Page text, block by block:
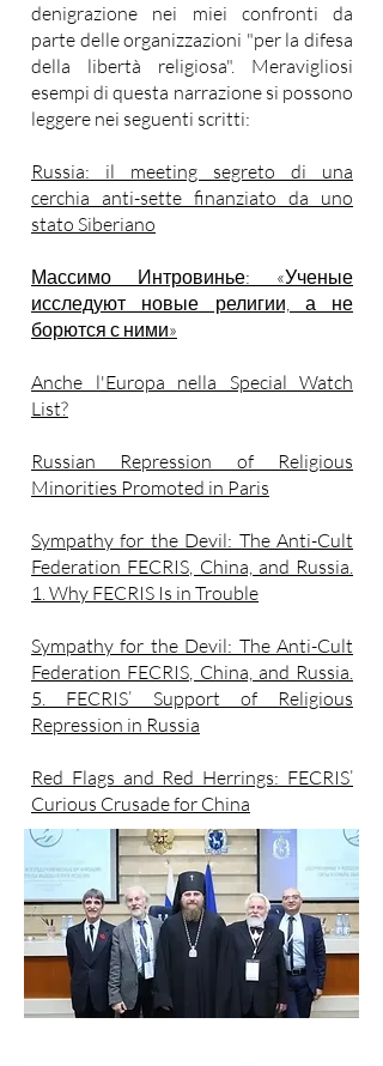
denigrazione nei miei confronti da
parte delle organizzazioni "per la difesa
della libertà religiosa". Meravigliosi
esempi di questa narrazione si possono
leggere nei seguenti scritti:
Russia: il meeting segreto di una
cerchia anti-sette finanziato da uno
stato Siberiano
Массимо Интровинье: «Ученые
исследуют новые религии, а не
борются с ними»
Anche l'Europa nella Special Watch
List?
Russian Repression of Religious
Minorities Promoted in Paris
Sympathy for the Devil: The Anti-Cult
Federation FECRIS, China, and Russia.
1. Why FECRIS Is in Trouble
Sympathy for the Devil: The Anti-Cult
Federation FECRIS, China, and Russia.
5. FECRIS’ Support of Religious
Repression in Russia
Red Flags and Red Herrings: FECRIS’
Curious Crusade for China